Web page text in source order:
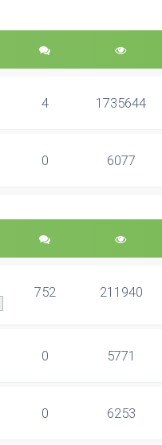
4 1735644
0 6077
752 211940
0 5771
0 6253